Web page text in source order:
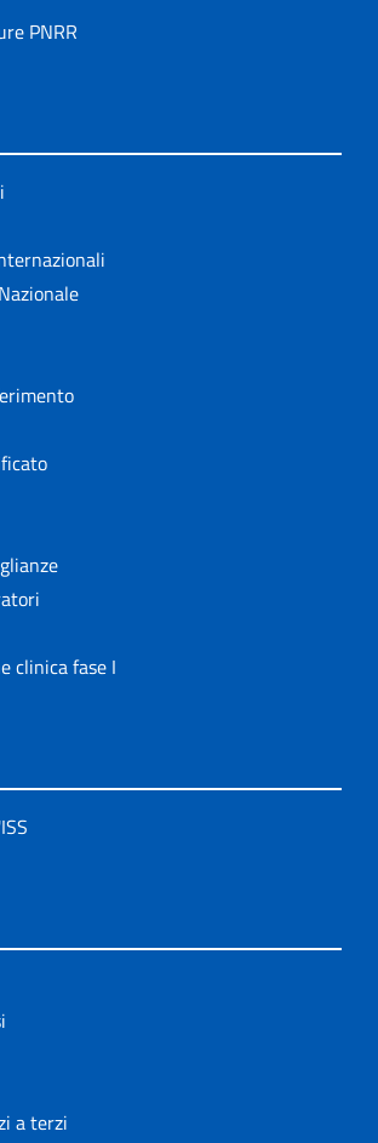
PNRR
clinica fase I
a terzi